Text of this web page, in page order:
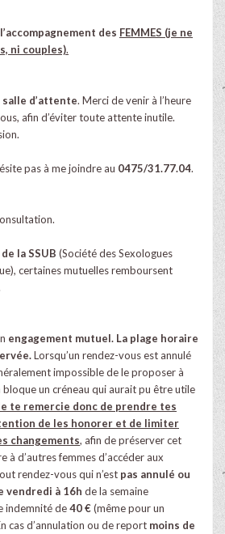
l’accompagnement des FEMMES (je ne
ni couples).
salle d’attente. Merci de venir à l’heure
afin d’éviter toute attente inutile.
pas à me joindre au 0475/31.77.04.
la SSUB (Société des Sexologues
certaines mutuelles remboursent
engagement mutuel. La plage horaire
Lorsqu’un rendez-vous est annulé
impossible de le proposer à
un créneau qui aurait pu être utile
te remercie donc de prendre tes
de les honorer et de limiter
changements, afin de préserver cet
d’autres femmes d’accéder aux
rendez-vous qui n’est pas annulé ou
vendredi à 16h de la semaine
indemnité de40 €(même pour un
cas d’annulation ou de report moins de